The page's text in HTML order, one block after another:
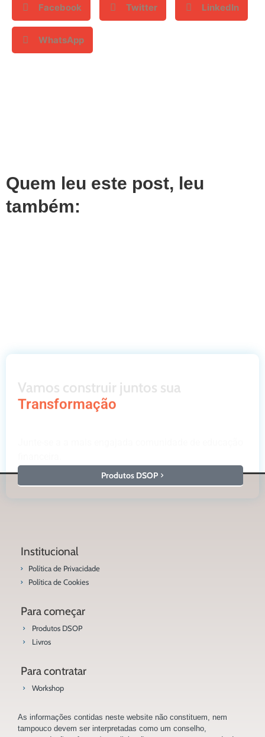
Facebook Twitter LinkedIn
WhatsApp
Quem leu este post, leu
também:
Vamos construir juntos sua
Transformação
Produtos DSOP
Institucional
Política de Privacidade
Política de Cookies
Para começar
Produtos DSOP
Livros
Para contratar
Workshop
As informações contidas neste website não constituem, nem
tampouco devem ser interpretadas como um conselho,